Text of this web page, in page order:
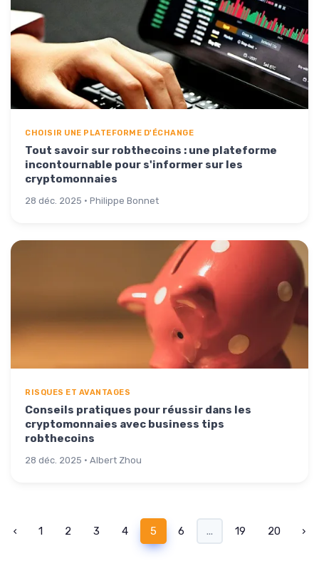
CHOISIR UNE PLATEFORME D'ÉCHANGE
Tout savoir sur robthecoins : une plateforme
incontournable pour s'informer sur les
cryptomonnaies
28 déc. 2025 · Philippe Bonnet
RISQUES ET AVANTAGES
Conseils pratiques pour réussir dans les
cryptomonnaies avec business tips
robthecoins
28 déc. 2025 · Albert Zhou
‹ 1 2 3 4 5 6 ... 19 20 ›